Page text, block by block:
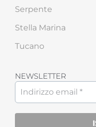
Serpente
Stella Marina
Tucano
NEWSLETTER